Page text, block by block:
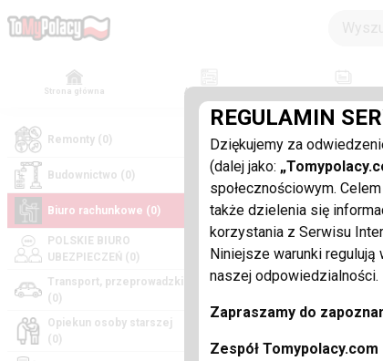
REGULAMIN
Dziękujemy za
(dalej jako:
społecznościowym.
także dzielenia się
korzystania z Serwisu
Niniejsze warunki
naszej odpowiedzialności.
Zapraszamy do
Zespół Tomypolacy.com
Strona główna Aktualności
Remonty (0)
Budownictwo (0)
Biuro rachunkowe (0)
POLSKIE BIURO
UBEZPIECZEŃ (0)
Transport, przeprowadzki
(0)
Opiekun osoby starszej
(0)
0
oferty
↓ Pokaż Filtry
sprawdź bazę